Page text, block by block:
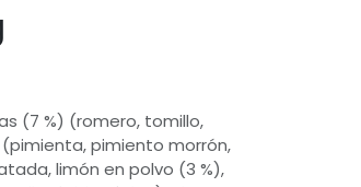
(7 %) (romero, tomillo,
pimiento morrón,
limón en polvo (3 %),